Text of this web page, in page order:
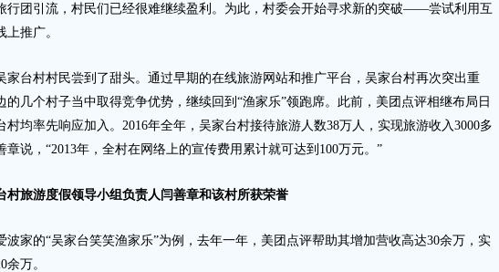
行团引流，村民们已经很难继续盈利。为此，村委会开始寻求新的突破——尝试利用互
上推广。
台村村民尝到了甜头。通过早期的在线旅游网站和推广平台，吴家台村再次突出重
的几个村子当中取得竞争优势，继续回到“渔家乐”领跑席。此前，美团点评相继布局日
村均率先响应加入。2016年全年，吴家台村接待旅游人数38万人，实现旅游收入3000多
章说，“2013年，全村在网络上的宣传费用累计就可达到100万元。”
村旅游度假领导小组负责人闫善章和该村所获荣誉
的“吴家台笑笑渔家乐”为例，去年一年，美团点评帮助其增加营收高达30余万，实
余万。